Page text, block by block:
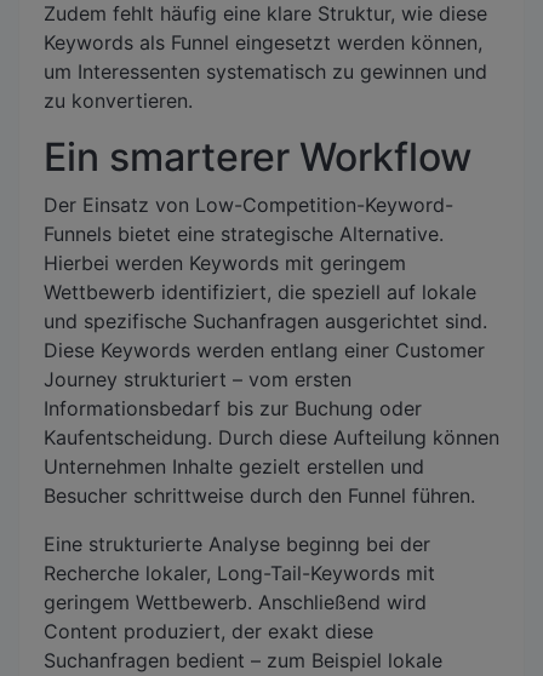
Zudem fehlt häufig eine klare Struktur, wie diese
Keywords als Funnel eingesetzt werden können,
um Interessenten systematisch zu gewinnen und
zu konvertieren.
Ein smarterer Workflow
Der Einsatz von Low-Competition-Keyword-
Funnels bietet eine strategische Alternative.
Hierbei werden Keywords mit geringem
Wettbewerb identifiziert, die speziell auf lokale
und spezifische Suchanfragen ausgerichtet sind.
Diese Keywords werden entlang einer Customer
Journey strukturiert – vom ersten
Informationsbedarf bis zur Buchung oder
Kaufentscheidung. Durch diese Aufteilung können
Unternehmen Inhalte gezielt erstellen und
Besucher schrittweise durch den Funnel führen.
Eine strukturierte Analyse beginng bei der
Recherche lokaler, Long-Tail-Keywords mit
geringem Wettbewerb. Anschließend wird
Content produziert, der exakt diese
Suchanfragen bedient – zum Beispiel lokale